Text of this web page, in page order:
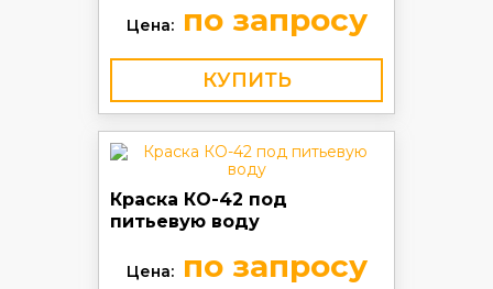
Цена:по запросу
КУПИТЬ
Краска КО-42 под
питьевую воду
Цена:по запросу